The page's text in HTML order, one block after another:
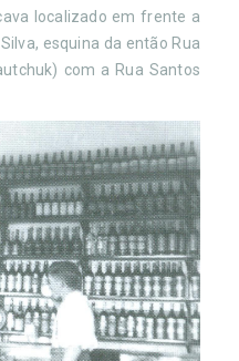
localizado em frente a
esquina da então Rua
com a Rua Santos